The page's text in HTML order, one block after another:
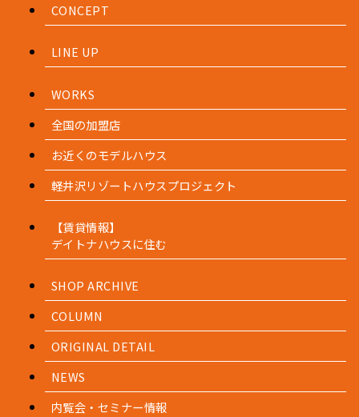
CONCEPT
LINE UP
WORKS
全国の加盟店
お近くのモデルハウス
軽井沢リゾートハウスプロジェクト
【賃貸情報】
デイトナハウスに住む
SHOP ARCHIVE
COLUMN
ORIGINAL DETAIL
NEWS
内覧会・セミナー情報